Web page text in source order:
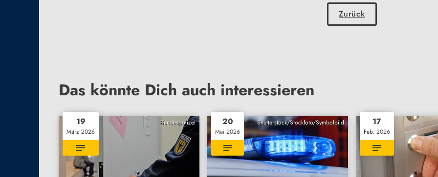
Zurück
Das könnte Dich auch interessieren
Bundespolizei
19
März 2026
Shutterstock/Stockfoto/Symbolbild
20
Mai 2026
17
Feb. 2026